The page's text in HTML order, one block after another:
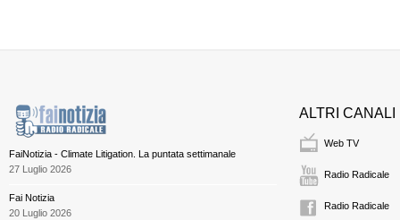
FaiNotizia - Climate Litigation. La puntata settimanale
27 Luglio 2026
Fai Notizia
20 Luglio 2026
ALTRI CANALI
Web TV
Radio Radicale
Radio Radicale